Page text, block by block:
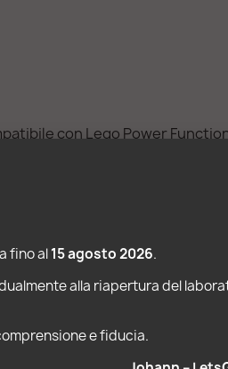
con Lego Power
fino al 15 agosto 2026.
alla riapertura del
e fiducia.